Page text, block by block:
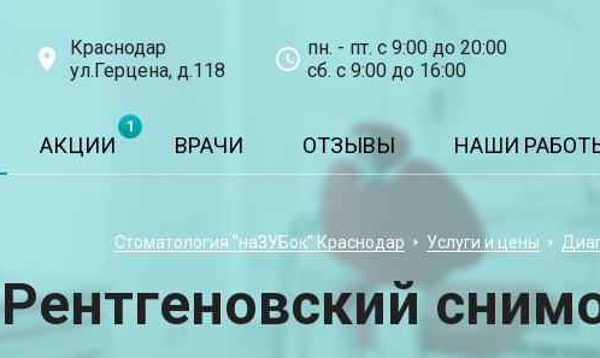
Краснодар
ул.Герцена, д.118
пн. - пт. с 9:00 до 20:00
сб. с 9:00 до 16:00
АКЦИИ
1
ВРАЧИ ОТЗЫВЫ НАШИ
Стоматология "наЗУБок" Краснодар Услуги и цены
Рентгеновский